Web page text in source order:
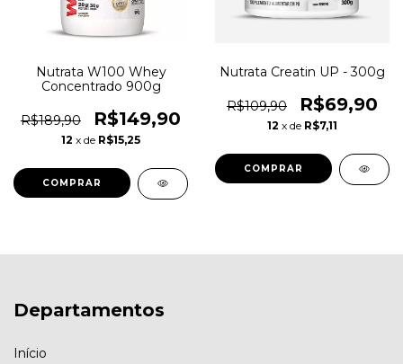
Nutrata W100 Whey
Concentrado 900g
R$189,90 R$149,90
12 x de R$15,25
COMPRAR
Nutrata Creatin UP - 300g
R$109,90 R$69,90
12 x de R$7,11
Departamentos
Início